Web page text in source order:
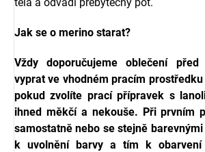
Jak se o merino starat?
Vždy doporučujeme oblečení
vyprat ve vhodném pracím
pokud zvolíte prací přípravek s l
ihned měkčí a nekouše. Při prvním
samostatně nebo se stejně
k uvolnění barvy a tím k obarvení